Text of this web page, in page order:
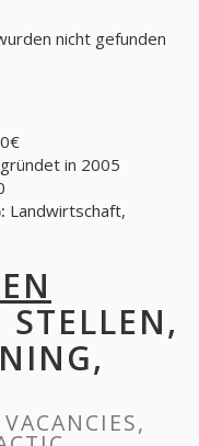
nicht gefunden
in 2005
: Landwirtschaft,
STELLEN,